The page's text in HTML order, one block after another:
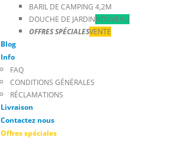
BARIL DE CAMPING 4,2M
DOUCHE DE JARDINNOUVEAU
OFFRES SPÉCIALESVENTE
Blog
Info
FAQ
CONDITIONS GÉNÉRALES
RÉCLAMATIONS
Livraison
Contactez nous
Offres spéciales